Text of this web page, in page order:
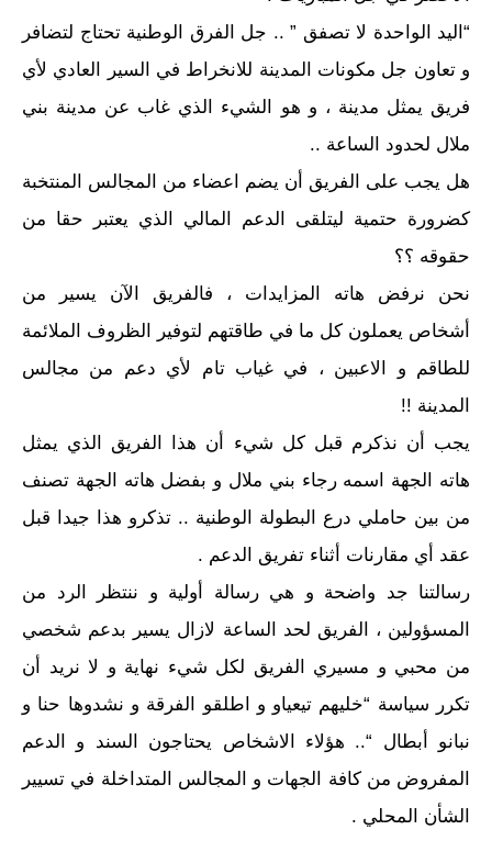
“اليد الواحدة لا تصفق ” .. جل الفرق الوطنية تحتاج لتضافر
و تعاون جل مكونات المدينة للانخراط في السير العادي لأي
فريق يمثل مدينة ، و هو الشيء الذي غاب عن مدينة بني
ملال لحدود الساعة ..
هل يجب على الفريق أن يضم اعضاء من المجالس المنتخبة
كضرورة حتمية ليتلقى الدعم المالي الذي يعتبر حقا من
حقوقه ؟؟
نحن نرفض هاته المزايدات ، فالفريق الآن يسير من
أشخاص يعملون كل ما في طاقتهم لتوفير الظروف الملائمة
للطاقم و الاعبين ، في غياب تام لأي دعم من مجالس
المدينة !!
يجب أن نذكرم قبل كل شيء أن هذا الفريق الذي يمثل
هاته الجهة اسمه رجاء بني ملال و بفضل هاته الجهة تصنف
من بين حاملي درع البطولة الوطنية .. تذكرو هذا جيدا قبل
عقد أي مقارنات أثناء تفريق الدعم .
رسالتنا جد واضحة و هي رسالة أولية و ننتظر الرد من
المسؤولين ، الفريق لحد الساعة لازال يسير بدعم شخصي
من محبي و مسيري الفريق لكل شيء نهاية و لا نريد أن
تكرر سياسة “خليهم تيعياو و اطلقو الفرقة و نشدوها حنا و
نبانو أبطال “.. هؤلاء الاشخاص يحتاجون السند و الدعم
المفروض من كافة الجهات و المجالس المتداخلة في تسيير
الشأن المحلي .